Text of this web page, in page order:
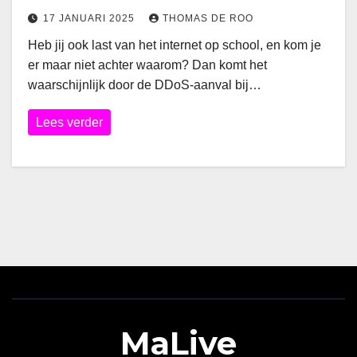
17 JANUARI 2025 THOMAS DE ROO
Heb jij ook last van het internet op school, en kom je
er maar niet achter waarom? Dan komt het
waarschijnlijk door de DDoS-aanval bij…
Lees verder
MaLive